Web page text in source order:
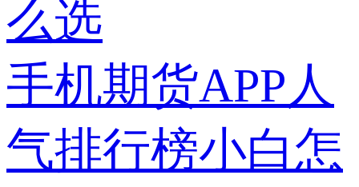
手机期货APP人
气排行榜小白怎